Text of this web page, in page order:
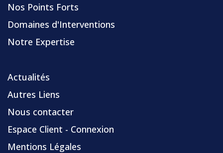
Nos Points Forts
Domaines d'Interventions
Notre Expertise
Actualités
Autres Liens
Nous contacter
Espace Client - Connexion
Mentions Légales